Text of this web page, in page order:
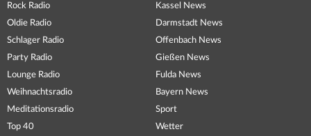
Rock Radio
Oldie Radio
Schlager Radio
Party Radio
Lounge Radio
Weihnachtsradio
Meditationsradio
Top 40
Kassel News
Darmstadt News
Offenbach News
Gießen News
Fulda News
Bayern News
Sport
Wetter